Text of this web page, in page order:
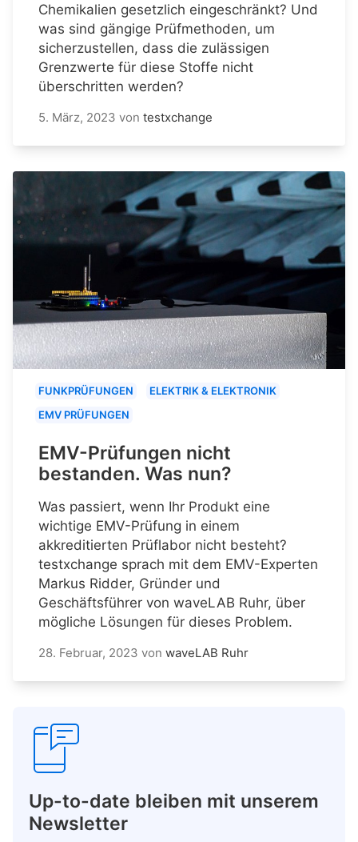
Chemikalien gesetzlich eingeschränkt? Und
was sind gängige Prüfmethoden, um
sicherzustellen, dass die zulässigen
Grenzwerte für diese Stoffe nicht
überschritten werden?
5. März, 2023 von testxchange
FUNKPRÜFUNGEN
ELEKTRIK & ELEKTRONIK
EMV PRÜFUNGEN
EMV-Prüfungen nicht
bestanden. Was nun?
Was passiert, wenn Ihr Produkt eine
wichtige EMV-Prüfung in einem
akkreditierten Prüflabor nicht besteht?
testxchange sprach mit dem EMV-Experten
Markus Ridder, Gründer und
Geschäftsführer von waveLAB Ruhr, über
mögliche Lösungen für dieses Problem.
28. Februar, 2023 von waveLAB Ruhr
Up-to-date bleiben mit unserem
Newsletter